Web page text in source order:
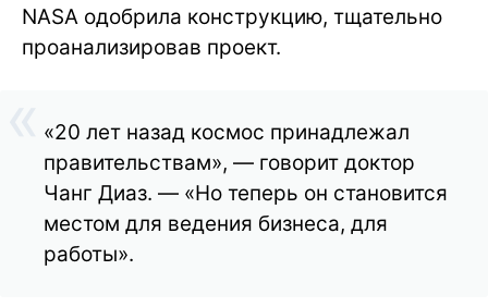
NASA одобрила конструкцию, тщательно
проанализировав проект.
«20 лет назад космос принадлежал
правительствам», — говорит доктор
Чанг Диаз. — «Но теперь он становится
местом для ведения бизнеса, для
работы».